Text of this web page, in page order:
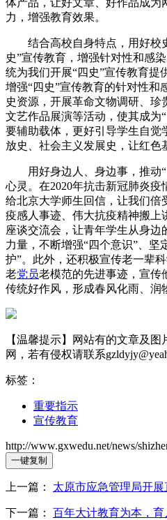
体产品，让好文章、好作品成为
力，增强教育效果。
结合高校自身特点，用好校
史”宣传教育，增强针对性和感染
统为我们开展“四史”宣传教育提
增强“四史”宣传教育的针对性和
史资源，开展革命文物调研、
文艺作品展演等活动，使其成为
要辅助载体，更好引导学生自觉
放史、社会主义发展史，让红色
用好身边人、身边事，推动“
心灵。在2020年抗击新冠肺炎
给北京大学师生回信，让我们倍
疫感人事迹、伟大抗疫精神搬上
座谈交流会，让青年学生从身
力量，不断增强“四个意识”、坚
护”。此外，还积极宣传老一辈
老党员老模范的先进事迹，宣传
传统好作风，形成春风化雨、润
【温馨提示】网站有的文章及
网，若有侵权请联系
标签：
重要指示
宣传教育
http://www.gxwedu.net/news/
一键复制
上一篇： 太原市应急管理局开
下一篇： 百年大计教育为本，